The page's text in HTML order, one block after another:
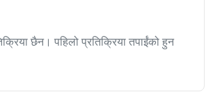
छैन। पहिलो प्रतिक्रिया तपाईंको हुन